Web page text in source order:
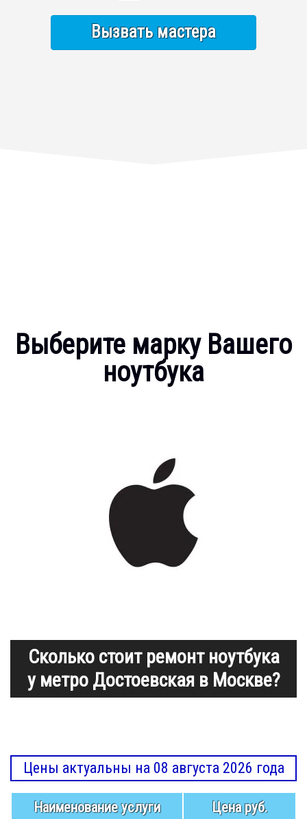
Вызвать мастера
Выберите марку Вашего
ноутбука
Сколько стоит ремонт ноутбука
у метро Достоевская в Москве?
Цены актуальны на 08 августа 2026 года
Наименование услуги Цена руб.